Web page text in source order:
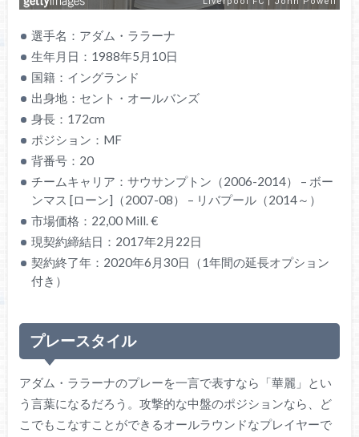
選手名：アダム・ララーナ
生年月日：1988年5月10日
国籍：イングランド
出身地：セント・オールバンズ
身長：172cm
ポジション：MF
背番号：20
チームキャリア：サウサンプトン（2006-2014） – ボー
ンマス [ローン]（2007-08） – リバプール（2014～）
市場価格：22,00 Mill. €
現契約締結日：2017年2月22日
契約終了年：2020年6月30日（1年間の延長オプション
付き）
プレースタイル
アダム・ララーナのプレーを一言で表すなら「華麗」とい
う言葉になるだろう。攻撃的な中盤のポジションなら、ど
こでもこなすことができるオールラウンドなプレイヤーで